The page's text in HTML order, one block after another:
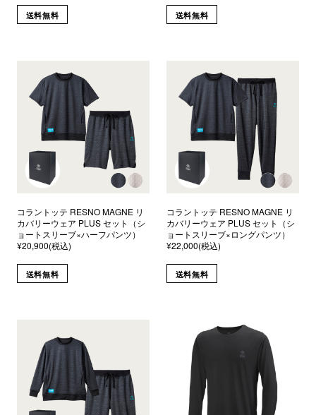
送料無料 送料無料
コラントッテ RESNO MAGNE リ
カバリーウェア PLUS セット（シ
ョートスリーブ×ハーフパンツ）
¥20,900(税込)
送料無料
コラントッテ RESNO MAGNE リ
カバリーウェア PLUS セット（シ
ョートスリーブ×ロングパンツ）
¥22,000(税込)
送料無料